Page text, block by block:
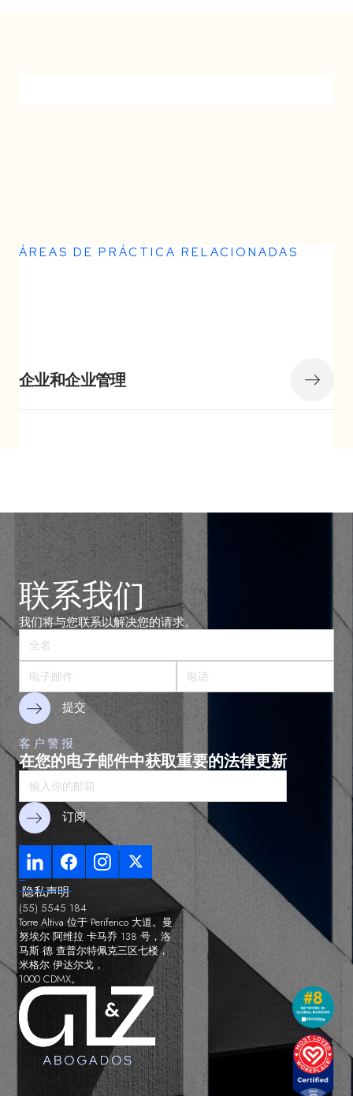
ÁREAS DE PRÁCTICA RELACIONADAS
Somos la culminación de 14 años de
dedicación, pasión y excelencia en el
企业和企业管理
联系我们
我们将与您联系以解决您的请求。
客户警报
在您的电子邮件中获取重要的法律更新
隐私声明
(55) 5545 184
Torre Altiva 位于 Periferico 大道。曼
努埃尔·阿维拉·卡马乔 138 号，洛
马斯·德·查普尔特佩克三区七楼，
米格尔·伊达尔戈，
1000 CDMX。